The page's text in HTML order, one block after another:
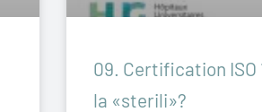
09. Certification ISO
la «sterili»?